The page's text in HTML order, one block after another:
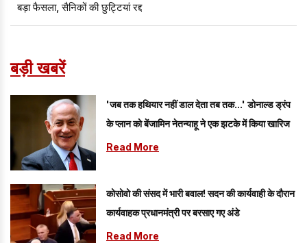
बड़ा फैसला, सैनिकों की छुट्टियां रद्द
बड़ी खबरें
'जब तक हथियार नहीं डाल देता तब तक...' डोनाल्ड ड्रंप
के प्लान को बेंजामिन नेतन्याहू ने एक झटके में किया खारिज
Read More
कोसोवो की संसद में भारी बवाल! सदन की कार्यवाही के दौरान
कार्यवाहक प्रधानमंत्री पर बरसाए गए अंडे
Read More